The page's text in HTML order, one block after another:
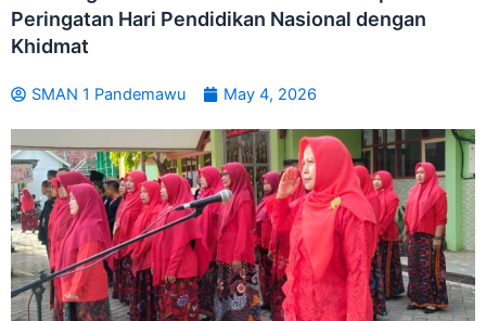
Peringatan Hari Pendidikan Nasional dengan
Khidmat
SMAN 1 Pandemawu May 4, 2026